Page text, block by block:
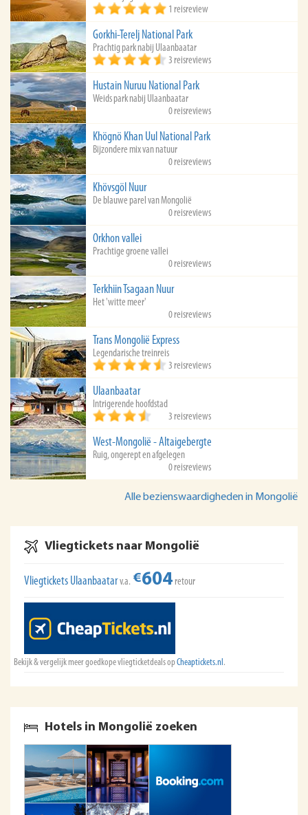
1 reisreview
Gorkhi-Terelj National Park
Prachtig park nabij Ulaanbaatar
3 reisreviews
Hustain Nuruu National Park
Weids park nabij Ulaanbaatar
0 reisreviews
Khögnö Khan Uul National Park
Bijzondere mix van natuur
0 reisreviews
Khövsgöl Nuur
De blauwe parel van Mongolië
0 reisreviews
Orkhon vallei
Prachtige groene vallei
0 reisreviews
Terkhiin Tsagaan Nuur
Het 'witte meer'
0 reisreviews
Trans Mongolië Express
Legendarische treinreis
3 reisreviews
Ulaanbaatar
Intrigerende hoofdstad
3 reisreviews
West-Mongolië - Altaigebergte
Ruig, ongerept en afgelegen
0 reisreviews
Alle bezienswaardigheden in Mongolië
Vliegtickets naar Mongolië
Vliegtickets Ulaanbaatar v.a. €604 retour
Bekijk & vergelijk meer goedkope vliegticketdeals opCheaptickets.nl.
Hotels in Mongolië zoeken